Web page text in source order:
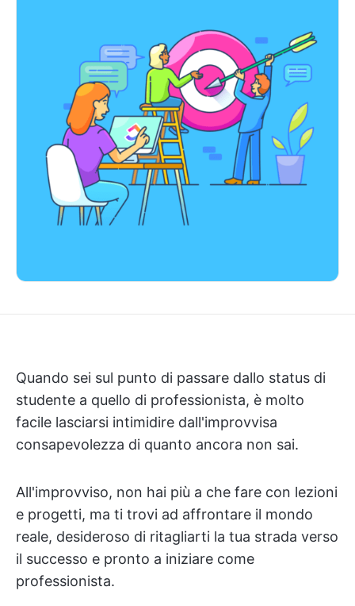
Quando sei sul punto di passare dallo status di
studente a quello di professionista, è molto
facile lasciarsi intimidire dall'improvvisa
consapevolezza di quanto ancora non sai.
All'improvviso, non hai più a che fare con lezioni
e progetti, ma ti trovi ad affrontare il mondo
reale, desideroso di ritagliarti la tua strada verso
il successo e pronto a iniziare come
professionista.